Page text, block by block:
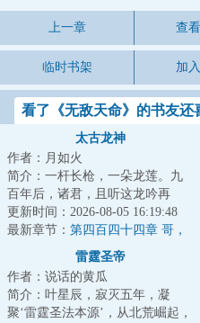
上一章 查
临时书架 加
看了《无敌天命》的书友还
太古龙神
作者：月如火
简介：一杆长枪，一朵龙莲。九
百年后，诸君，且听这龙吟再
起！...
更新时间：2026-08-05 16:19:48
最新章节： 第四百四十四章 哥，
雷霆圣帝
作者：说话的黄瓜
简介：叶星辰，寂灭五年，凝
聚‘雷霆圣法本源’，从北荒崛起，